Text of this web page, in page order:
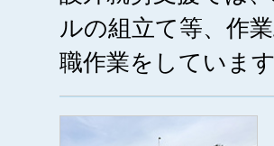
ルの組立て等、作
職作業をしていま